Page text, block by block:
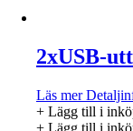
2xUSB-
Läs mer
+ Lägg till i
+ Lägg till i